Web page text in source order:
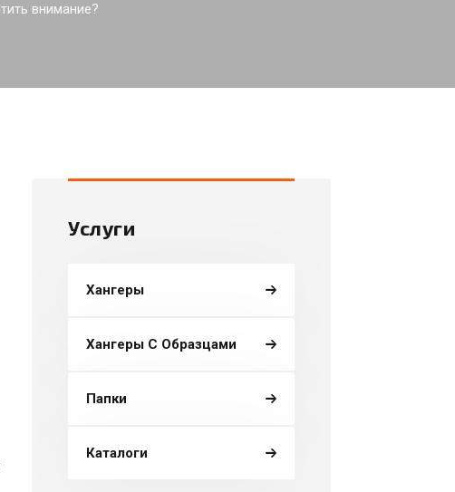
внимание?
Услуги
Хангеры
Хангеры С Образцами
Папки
Каталоги